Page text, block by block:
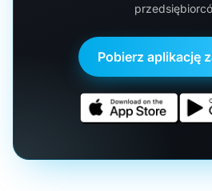
Pobierz aplikację